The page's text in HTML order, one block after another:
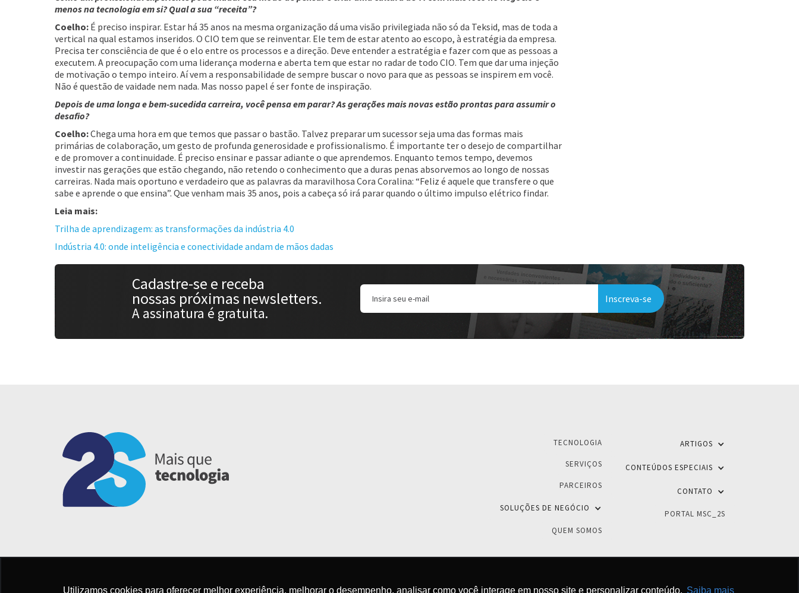
Utilizamos cookies para oferecer melhor experiência, melhorar o desempenho, analisar como você interage em nosso site e personalizar conteúdo. Saiba mais
menos na tecnologia em si? Qual a sua “receita”?
Coelho: É preciso inspirar. Estar há 35 anos na mesma organização dá uma visão privilegiada não só da Teksid, mas de toda a
vertical na qual estamos inseridos. O CIO tem que se reinventar. Ele tem de estar atento ao escopo, à estratégia da empresa.
Precisa ter consciência de que é o elo entre os processos e a direção. Deve entender a estratégia e fazer com que as pessoas a
executem. A preocupação com uma liderança moderna e aberta tem que estar no radar de todo CIO. Tem que dar uma injeção
de motivação o tempo inteiro. Aí vem a responsabilidade de sempre buscar o novo para que as pessoas se inspirem em você.
Não é questão de vaidade nem nada. Mas nosso papel é ser fonte de inspiração.
Depois de uma longa e bem-sucedida carreira, você pensa em parar? As gerações mais novas estão prontas para assumir o
desafio?
Coelho:Chega uma hora em que temos que passar o bastão. Talvez preparar um sucessor seja uma das formas mais
primárias de colaboração, um gesto de profunda generosidade e profissionalismo. É importante ter o desejo de compartilhar
e de promover a continuidade. É preciso ensinar e passar adiante o que aprendemos. Enquanto temos tempo, devemos
investir nas gerações que estão chegando, não retendo o conhecimento que a duras penas absorvemos ao longo de nossas
carreiras. Nada mais oportuno e verdadeiro que as palavras da maravilhosa Cora Coralina: “Feliz é aquele que transfere o que
sabe e aprende o que ensina”. Que venham mais 35 anos, pois a cabeça só irá parar quando o último impulso elétrico findar.
Leia mais:
Trilha de aprendizagem: as transformações da indústria 4.0
Indústria 4.0: onde inteligência e conectividade andam de mãos dadas
Cadastre-se e receba
nossas próximas newsletters.
A assinatura é gratuita.
TECNOLOGIA
SERVIÇOS
PARCEIROS
SOLUÇÕES DE NEGÓCIO
QUEM SOMOS
ARTIGOS
CONTEÚDOS ESPECIAIS
CONTATO
PORTAL MSC_2S